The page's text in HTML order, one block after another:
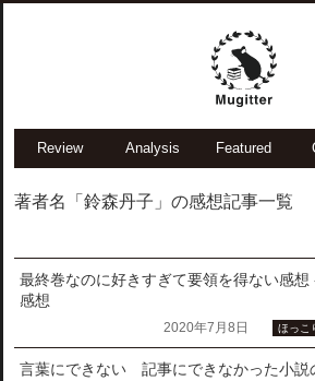
Review Analysis Featured
著者名「鈴森丹子」の感想記事一覧
最終巻なのに好きすぎて要領を得ない感想
感想
2020年7月8日 ほっこ
言葉にできない 記事にできなかった小説